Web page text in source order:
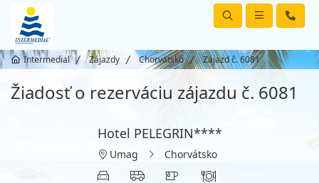
Intermedial Zájazdy Chorvátsko Zájazd č. 6081
Žiadosť o rezerváciu zájazdu č. 6081
Hotel PELEGRIN****
Umag Chorvátsko